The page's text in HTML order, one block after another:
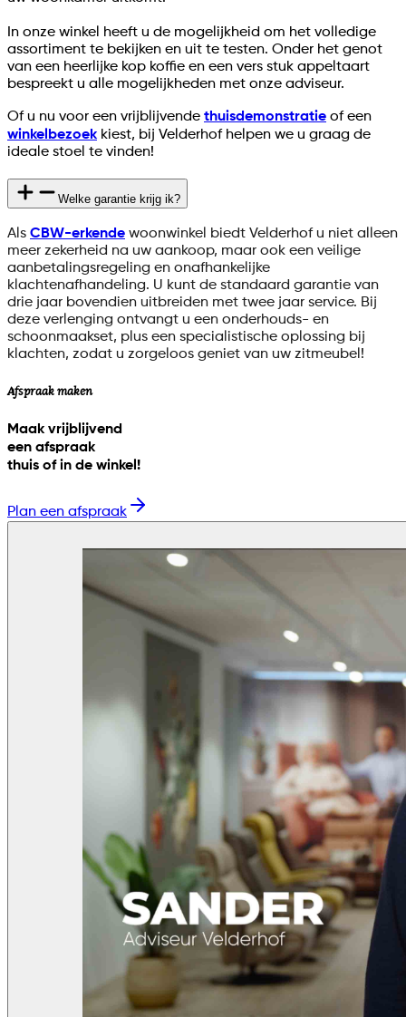
In onze winkel heeft u de mogelijkheid om het volledige
assortiment te bekijken en uit te testen. Onder het genot
van een heerlijke kop koffie en een vers stuk appeltaart
bespreekt u alle mogelijkheden met onze adviseur.
Of u nu voor een vrijblijvende thuisdemonstratie of een
winkelbezoek kiest, bij Velderhof helpen we u graag de
ideale stoel te vinden!
Welke garantie krijg ik?
Als CBW-erkende woonwinkel biedt Velderhof u niet alleen
meer zekerheid na uw aankoop, maar ook een veilige
aanbetalingsregeling en onafhankelijke
klachtenafhandeling. U kunt de standaard garantie van
drie jaar bovendien uitbreiden met twee jaar service. Bij
deze verlenging ontvangt u een onderhouds- en
schoonmaakset, plus een specialistische oplossing bij
klachten, zodat u zorgeloos geniet van uw zitmeubel!
Afspraak maken
Maak vrijblijvend
een afspraak
thuis of in de winkel!
Plan een afspraak